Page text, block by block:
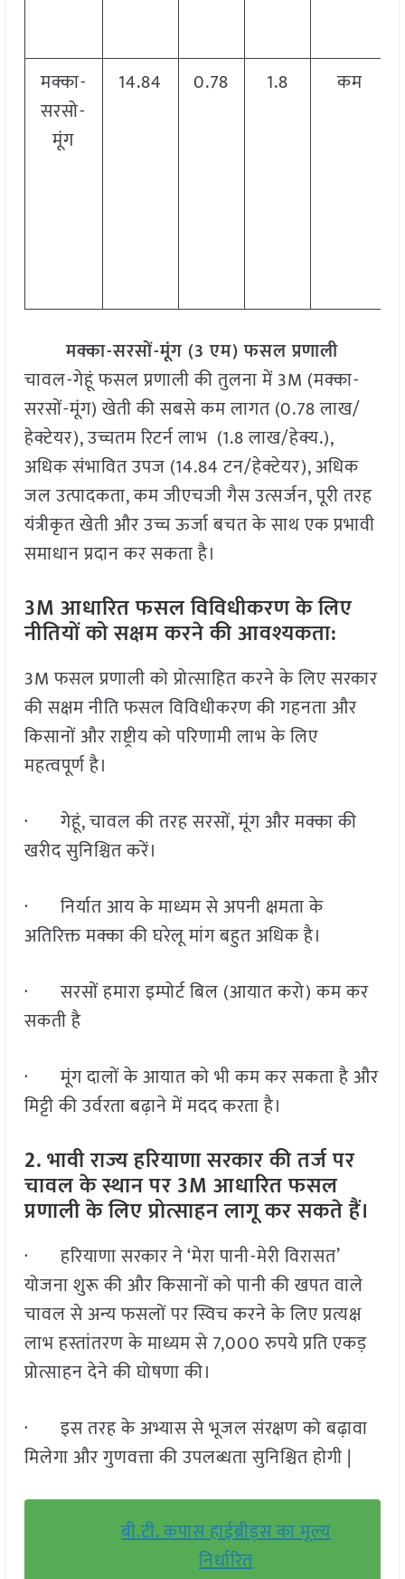
मक्का-
सरसो-
मूंग
14.84 0.78 1.8 कम
मक्का-सरसों-मूंग (3 एम) फसल प्रणाली
चावल-गेहूं फसल प्रणाली की तुलना में 3M (मक्का-
सरसों-मूंग) खेती की सबसे कम लागत (0.78 लाख/
हेक्टेयर), उच्चतम रिटर्न लाभ (1.8 लाख/हेक्य.),
अधिक संभावित उपज (14.84 टन/हेक्टेयर), अधिक
जल उत्पादकता, कम जीएचजी गैस उत्सर्जन, पूरी तरह
यंत्रीकृत खेती और उच्च ऊर्जा बचत के साथ एक प्रभावी
समाधान प्रदान कर सकता है।
3M आधारित फसल विविधीकरण के लिए
नीतियों को सक्षम करने की आवश्यकता:
3M फसल प्रणाली को प्रोत्साहित करने के लिए सरकार
की सक्षम नीति फसल विविधीकरण की गहनता और
किसानों और राष्ट्रीय को परिणामी लाभ के लिए
महत्वपूर्ण है।
· गेहूं, चावल की तरह सरसों, मूंग और मक्का की
खरीद सुनिश्चित करें।
· निर्यात आय के माध्यम से अपनी क्षमता के
अतिरिक्त मक्का की घरेलू मांग बहुत अधिक है।
· सरसों हमारा इम्पोर्ट बिल (आयात करो) कम कर
सकती है
· मूंग दालों के आयात को भी कम कर सकता है और
मिट्टी की उर्वरता बढ़ाने में मदद करता है।
2. भावी राज्य हरियाणा सरकार की तर्ज पर
चावल के स्थान पर 3M आधारित फसल
प्रणाली के लिए प्रोत्साहन लागू कर सकते हैं।
· हरियाणा सरकार ने ‘मेरा पानी-मेरी विरासत’
योजना शुरू की और किसानों को पानी की खपत वाले
चावल से अन्य फसलों पर स्विच करने के लिए प्रत्यक्ष
लाभ हस्तांतरण के माध्यम से 7,000 रुपये प्रति एकड़
प्रोत्साहन देने की घोषणा की।
· इस तरह के अभ्यास से भूजल संरक्षण को बढ़ावा
मिलेगा और गुणवत्ता की उपलब्धता सुनिश्चित होगी |
बी.टी. कपास हाईब्रीड्स का मूल्य
निर्धारित